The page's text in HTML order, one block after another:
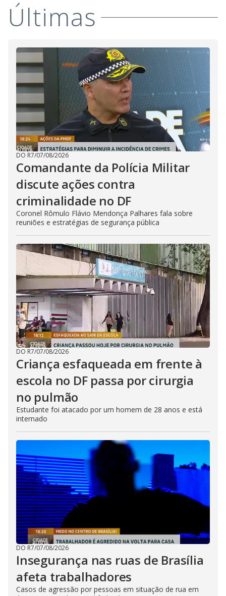
Últimas
DO R7/07/08/2026
Comandante da Polícia Militar
discute ações contra
criminalidade no DF
Coronel Rômulo Flávio Mendonça Palhares fala sobre
reuniões e estratégias de segurança pública
DO R7/07/08/2026
Criança esfaqueada em frente à
escola no DF passa por cirurgia
no pulmão
Estudante foi atacado por um homem de 28 anos e está
internado
DO R7/07/08/2026
Insegurança nas ruas de Brasília
afeta trabalhadores
Casos de agressão por pessoas em situação de rua em